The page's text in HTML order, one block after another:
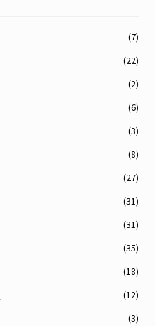
(7)
(22)
(2)
(6)
(3)
(8)
(27)
(31)
(31)
(35)
(18)
(12)
(3)